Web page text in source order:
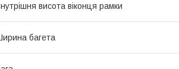
висота віконця рамки
багета